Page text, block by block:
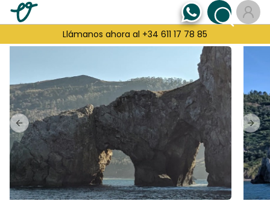
Llámanos ahora al +34 611 17 78 85
Previous slide